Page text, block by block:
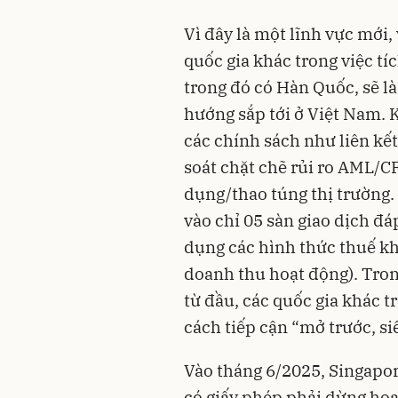
Vì đây là một lĩnh vực
quốc gia khác trong việc
trong đó có Hàn Quốc, sẽ
hướng sắp tới ở Việt Nam.
các chính sách như liên
soát chặt chẽ rủi ro AML/
dụng/thao túng thị trường.
vào chỉ 05 sàn giao dịch
dụng các hình thức thuế
doanh thu hoạt động).
từ đầu, các quốc gia khác
cách tiếp cận “mở trước,
Vào tháng 6/2025,